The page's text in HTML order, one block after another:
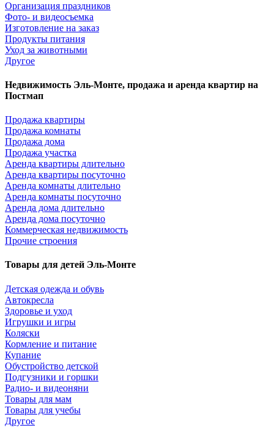
Организация праздников
Фото- и видеосъемка
Изготовление на заказ
Продукты питания
Уход за животными
Другое
Недвижимость Эль-Монте, продажа и аренда квартир на
Постмап
Продажа квартиры
Продажа комнаты
Продажа дома
Продажа участка
Аренда квартиры длительно
Аренда квартиры посуточно
Аренда комнаты длительно
Аренда комнаты посуточно
Аренда дома длительно
Аренда дома посуточно
Коммерческая недвижимость
Прочие строения
Товары для детей Эль-Монте
Детская одежда и обувь
Автокресла
Здоровье и уход
Игрушки и игры
Коляски
Кормление и питание
Купание
Обустройство детской
Подгузники и горшки
Радио- и видеоняни
Товары для мам
Товары для учебы
Другое